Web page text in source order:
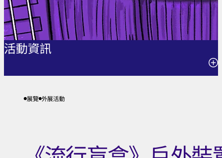
活動資訊
25.04.2026 - 30.06.2026
節目查詢: 3755 3357
展覽 外展活動